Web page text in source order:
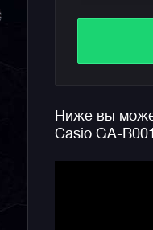
таймер,
бонусом
Ниже вы
Casio GA-